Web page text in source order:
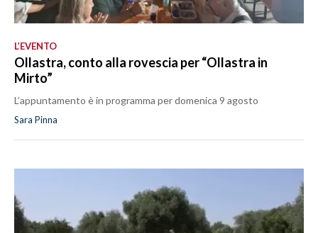
L’EVENTO
Ollastra, conto alla rovescia per “Ollastra in
Mirto”
L’appuntamento è in programma per domenica 9 agosto
Sara Pinna